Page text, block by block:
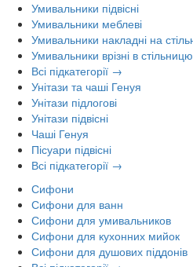
Умивальники підвісні
Умивальники меблеві
Умивальники накладні на
Умивальники врізні в стільницю
Всі підкатегорії →
Унітази та чаші Генуя
Унітази підлогові
Унітази підвісні
Чаші Генуя
Пісуари підвісні
Всі підкатегорії →
Сифони
Сифони для ванн
Сифони для умивальников
Сифони для кухонних мийок
Сифони для душових піддонів